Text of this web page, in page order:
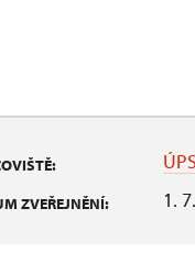
ZVEŘEJNĚNÍ: 1.